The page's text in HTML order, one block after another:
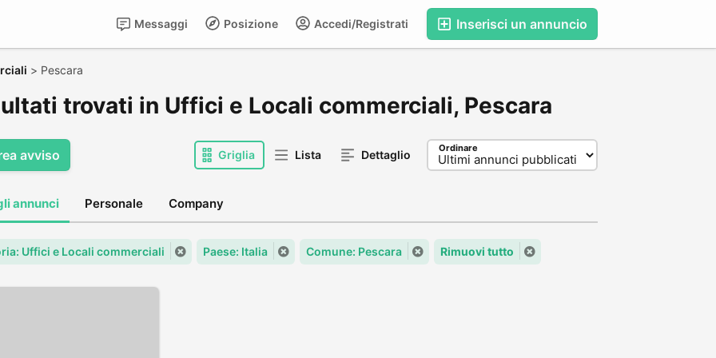
Inserisci un annuncio
Accedi/Registrati
Posizione
Messaggi
> Pescara
trovati in Uffici e Locali commerciali, Pescara
avviso Griglia Lista Dettaglio Ordinare
annunci Personale Company
Uffici e Locali commerciali Paese: Italia Comune: Pescara Rimuovi tutto